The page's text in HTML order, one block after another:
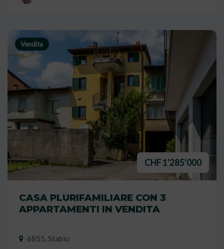
Vendita
CHF 1'285'000
CASA PLURIFAMILIARE CON 3
APPARTAMENTI IN VENDITA
6855, Stabio